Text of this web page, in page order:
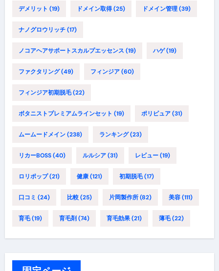
デメリット (19) ドメイン取得(25) ドメイン管理(39)
ナノグロウリッチ(17)
ノコアヘアサポートスカルプエッセンス (19) ハゲ(19)
ファクタリング(49) フィンジア(60)
フィンジア初期脱毛(22)
ボタニストプレミアムラインセット (19) ポリピュア(31)
ムームードメイン(238) ランキング(23)
リカーBOSS(40) ルルシア(31) レビュー(19)
ロリポップ(21) 健康(121) 初期脱毛(17)
口コミ (24) 比較(25) 片岡製作所(82) 美容(111)
育毛(19) 育毛剤(74) 育毛効果(21) 薄毛(22)